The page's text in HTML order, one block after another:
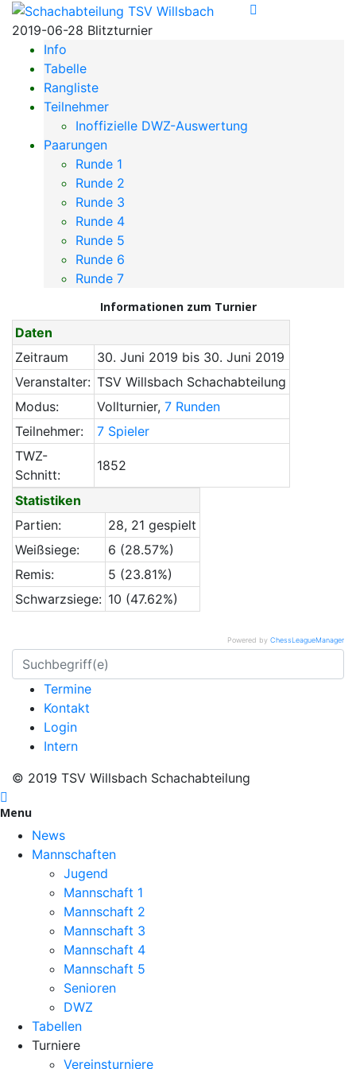
2019-06-28 Blitzturnier
Info
Tabelle
Rangliste
Teilnehmer
Inoffizielle DWZ-Auswertung
Paarungen
Runde 1
Runde 2
Runde 3
Runde 4
Runde 5
Runde 6
Runde 7
Informationen zum Turnier
Daten
Zeitraum
30. Juni 2019 bis 30. Juni 2019
Veranstalter: TSV Willsbach Schachabteilung
Modus:
Vollturnier,7 Runden
Teilnehmer:
7 Spieler
TWZ-
Schnitt:
1852
Statistiken
Partien:
28, 21 gespielt
Weißsiege:
6 (28.57%)
Remis:
5 (23.81%)
Schwarzsiege: 10 (47.62%)
Powered by ChessLeagueManager
Termine
Kontakt
Login
Intern
© 2019 TSV Willsbach Schachabteilung
Menu
News
Mannschaften
Jugend
Mannschaft 1
Mannschaft 2
Mannschaft 3
Mannschaft 4
Mannschaft 5
Senioren
DWZ
Tabellen
Turniere
Vereinsturniere